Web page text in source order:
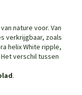
nature voor. Van
verkrijgbaar, zoals
helix White ripple,
verschil tussen
.